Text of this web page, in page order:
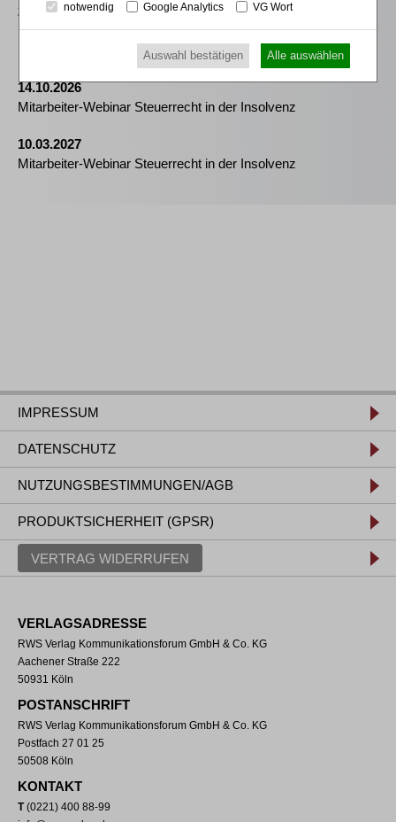
25.08.2026
Praktiker-Webinar Vom Listenplatz zur Zulassung – Das neue
Berufsrecht der Insolvenzverwalter
14.10.2026
Mitarbeiter-Webinar Steuerrecht in der Insolvenz
10.03.2027
Mitarbeiter-Webinar Steuerrecht in der Insolvenz
IMPRESSUM
DATENSCHUTZ
NUTZUNGSBESTIMMUNGEN/AGB
PRODUKTSICHERHEIT (GPSR)
VERTRAG WIDERRUFEN
VERLAGSADRESSE
RWS Verlag Kommunikationsforum GmbH & Co. KG
Aachener Straße 222
50931 Köln
POSTANSCHRIFT
RWS Verlag Kommunikationsforum GmbH & Co. KG
Postfach 27 01 25
50508 Köln
KONTAKT
T(0221) 400 88-99
notwendig Google Analytics VG Wort
Auswahl bestätigen Alle auswählen